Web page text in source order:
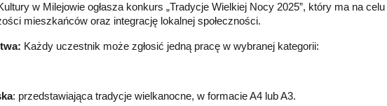
w Milejowie ogłasza konkurs „Tradycje Wielkiej Nocy 2025”, który ma na
mieszkańców oraz integrację lokalnej społeczności.
Każdy uczestnik może zgłosić jedną pracę w wybranej kategorii:
: przedstawiająca tradycje wielkanocne, w formacie A4 lub A3.